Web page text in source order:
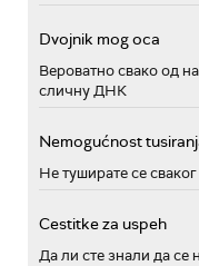
Dvojnik mog oca
Вероватно свако од
сличну ДНК
Nemogućnost
Не туширате се
Cestitke za uspeh
Да ли сте знали да се